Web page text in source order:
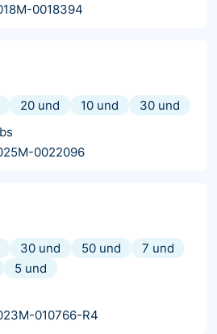
0018394
20 und 10 und
30 und
0022096
30 und 50 und
7 und
5 und
010766-R4